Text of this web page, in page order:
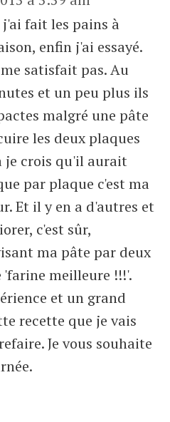
fait les pains à
enfin j'ai essayé.
satisfait pas. Au
et un peu plus ils
malgré une pâte
les deux plaques
je crois qu'il aurait
par plaque c'est ma
Et il y en a d'autres et
c'est sûr,
ma pâte par deux
'farine meilleure !!!'.
et un grand
recette que je vais
Je vous souhaite